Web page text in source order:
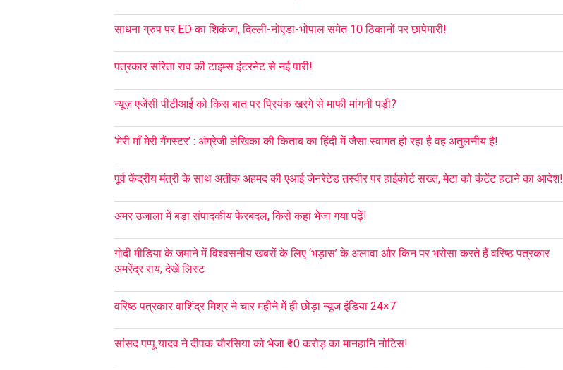
साधना ग्रुप पर ED का शिकंजा, दिल्ली-नोएडा-भोपाल समेत 10 ठिकानों पर छापेमारी!
पत्रकार सरिता राव की टाइम्स इंटरनेट से नई पारी!
न्यूज़ एजेंसी पीटीआई को किस बात पर प्रियंक खरगे से माफी मांगनी पड़ी?
‘मेरी माँ मेरी गैंगस्टर’ : अंग्रेजी लेखिका की किताब का हिंदी में जैसा स्वागत हो रहा है वह अतुलनीय है!
पूर्व केंद्रीय मंत्री के साथ अतीक अहमद की एआई जेनरेटेड तस्वीर पर हाईकोर्ट सख्त, मेटा को कंटेंट हटाने का आदेश!
अमर उजाला में बड़ा संपादकीय फेरबदल, किसे कहां भेजा गया पढ़ें!
गोदी मीडिया के जमाने में विश्वसनीय खबरों के लिए ‘भड़ास’ के अलावा और किन पर भरोसा करते हैं वरिष्ठ पत्रकार
अमरेंद्र राय, देखें लिस्ट
वरिष्ठ पत्रकार वाशिंद्र मिश्र ने चार महीने में ही छोड़ा न्यूज इंडिया 24×7
सांसद पप्पू यादव ने दीपक चौरसिया को भेजा ₹10 करोड़ का मानहानि नोटिस!